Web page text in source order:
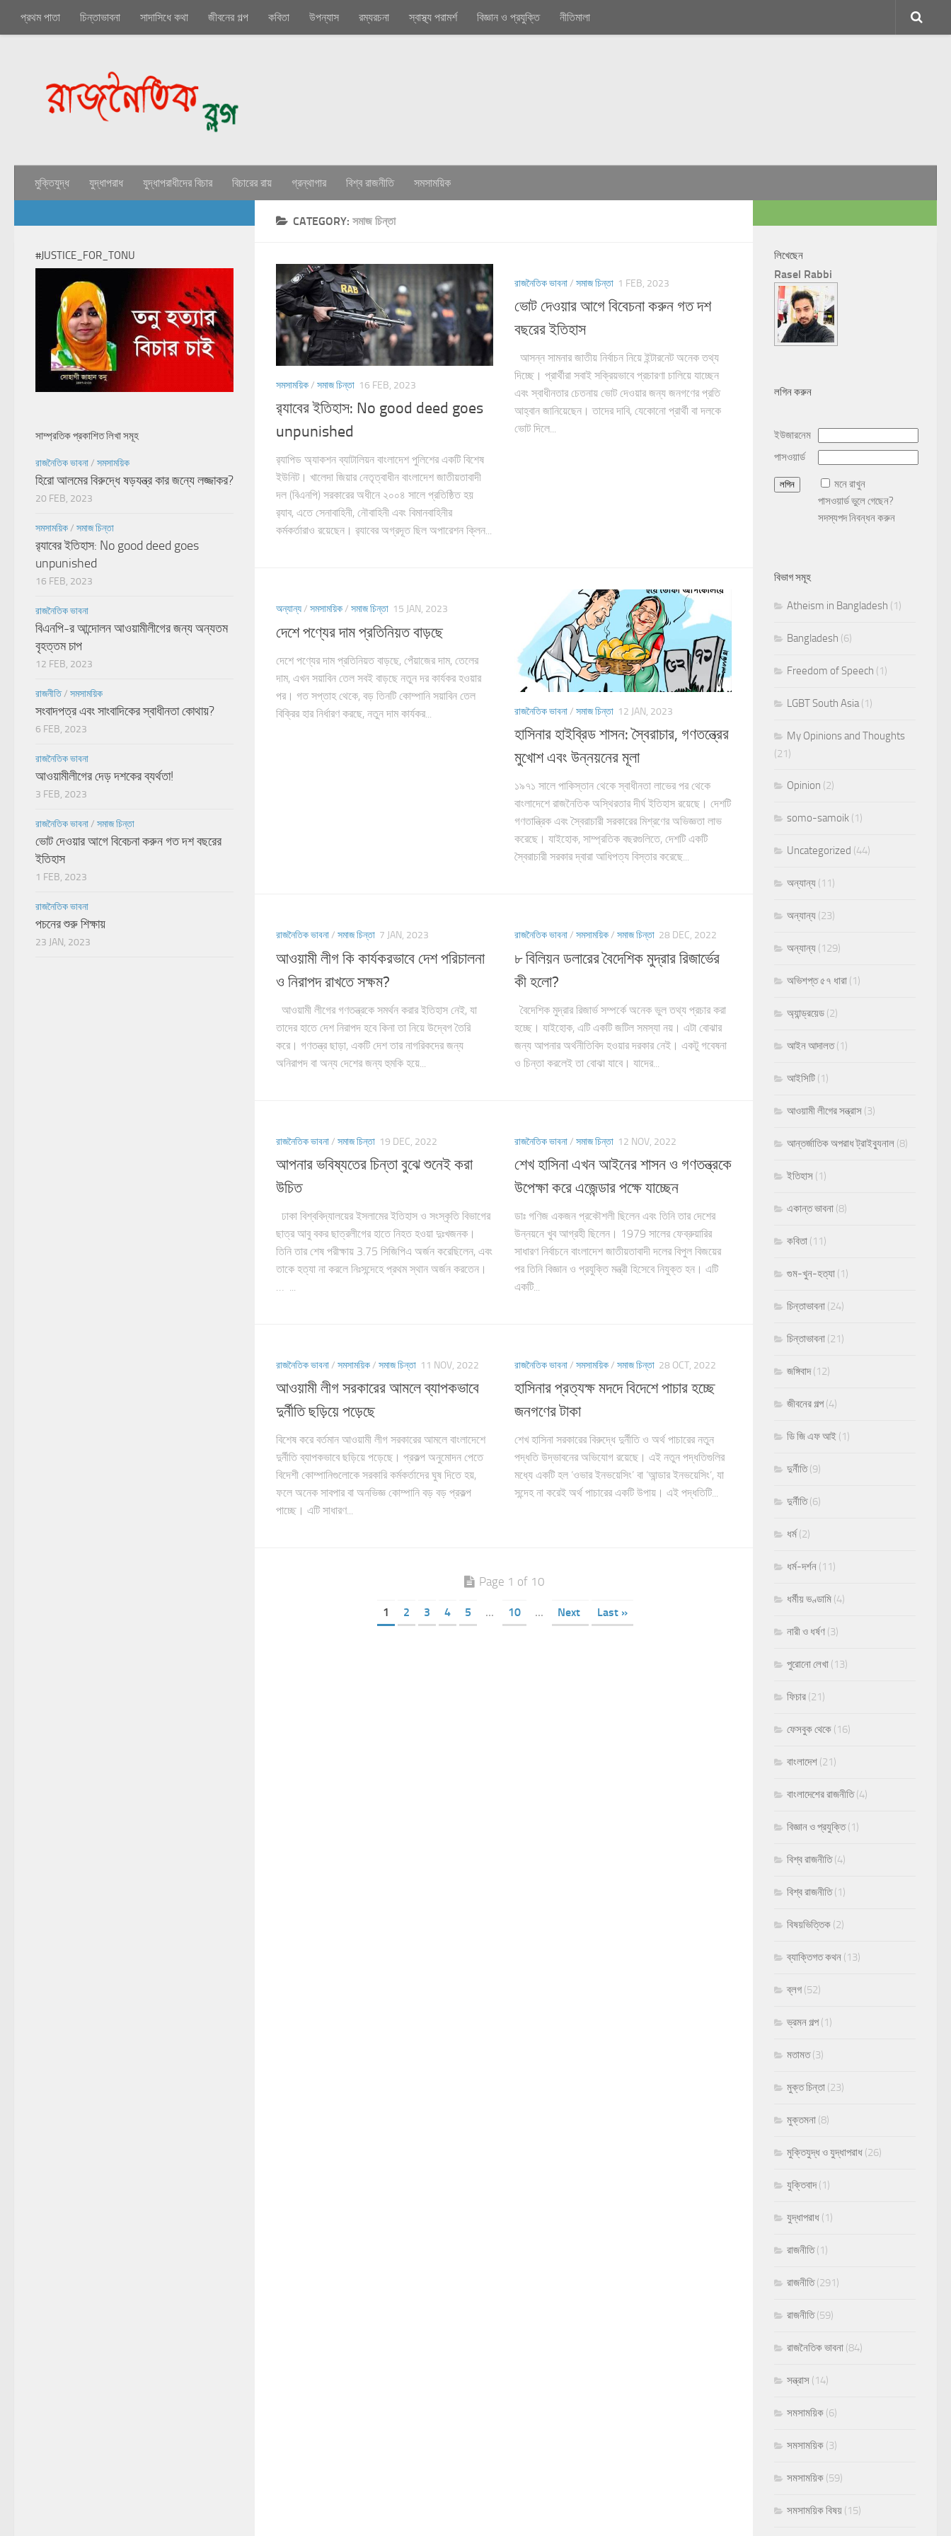
প্রথম পাতা চিন্তাভাবনা সাদাসিধে কথা জীবনের গল্প কবিতা উপন্যাস রম্যরচনা স্বাস্থ্য পরামর্শ বিজ্ঞান ও প্রযুক্তি নীতিমালা
মুক্তিযুদ্ধ যুদ্ধাপরাধ যুদ্ধাপরাধীদের বিচার বিচারের রায় গ্রন্থাগার বিশ্ব রাজনীতি সমসাময়িক
CATEGORY: সমাজ চিন্তা
সমসাময়িক/ সমাজ চিন্তা 16 FEB, 2023
র‍্যাবের ইতিহাস: No good deed goes
unpunished
র‌্যাপিড অ্যাকশন ব্যাটালিয়ন বাংলাদেশ পুলিশের একটি বিশেষ
ইউনিট। খালেদা জিয়ার নেতৃত্বাধীন বাংলাদেশ জাতীয়তাবাদী
দল (বিএনপি) সরকারের অধীনে ২০০৪ সালে প্রতিষ্ঠিত হয়
র‍্যাব, এতে সেনাবাহিনী, নৌবাহিনী এবং বিমানবাহিনীর
কর্মকর্তারাও রয়েছেন। র‌্যাবের অগ্রদূত ছিল অপারেশন ক্লিন...
রাজনৈতিক ভাবনা/ সমাজ চিন্তা 1 FEB, 2023
ভোট দেওয়ার আগে বিবেচনা করুন গত দশ
বছরের ইতিহাস
আসন্ন সামনার জাতীয় নির্বাচন নিয়ে ইন্টারনেট অনেক তথ্য
দিচ্ছে। প্রার্থীরা সবাই সক্রিয়ভাবে প্রচারণা চালিয়ে যাচ্ছেন
এবং স্বাধীনতার চেতনায় ভোট দেওয়ার জন্য জনগণের প্রতি
আহ্বান জানিয়েছেন। তাদের দাবি, যেকোনো প্রার্থী বা দলকে
ভোট দিলে...
অন্যান্য/ সমসাময়িক/ সমাজ চিন্তা 15 JAN, 2023
দেশে পণ্যের দাম প্রতিনিয়ত বাড়ছে
দেশে পণ্যের দাম প্রতিনিয়ত বাড়ছে, পেঁয়াজের দাম, তেলের
দাম, এখন সয়াবিন তেল সবই বাড়ছে নতুন দর কার্যকর হওয়ার
পর। গত সপ্তাহ থেকে, বড় তিনটি কোম্পানি সয়াবিন তেল
বিক্রির হার নির্ধারণ করছে, নতুন দাম কার্যকর...
রাজনৈতিক ভাবনা/ সমাজ চিন্তা 12 JAN, 2023
হাসিনার হাইব্রিড শাসন: স্বৈরাচার, গণতন্ত্রের
মুখোশ এবং উন্নয়নের মূলা
১৯৭১ সালে পাকিস্তান থেকে স্বাধীনতা লাভের পর থেকে
বাংলাদেশে রাজনৈতিক অস্থিরতার দীর্ঘ ইতিহাস রয়েছে। দেশটি
গণতান্ত্রিক এবং স্বৈরাচারী সরকারের মিশ্রণের অভিজ্ঞতা লাভ
করেছে। যাইহোক, সাম্প্রতিক বছরগুলিতে, দেশটি একটি
স্বৈরাচারী সরকার দ্বারা আধিপত্য বিস্তার করেছে...
রাজনৈতিক ভাবনা/ সমাজ চিন্তা 7 JAN, 2023
আওয়ামী লীগ কি কার্যকরভাবে দেশ পরিচালনা
ও নিরাপদ রাখতে সক্ষম?
আওয়ামী লীগের গণতন্ত্রকে সমর্থন করার ইতিহাস নেই, যা
তাদের হাতে দেশ নিরাপদ হবে কিনা তা নিয়ে উদ্বেগ তৈরি
করে। গণতন্ত্র ছাড়া, একটি দেশ তার নাগরিকদের জন্য
অনিরাপদ বা অন্য দেশের জন্য হুমকি হয়ে...
রাজনৈতিক ভাবনা/ সমসাময়িক/ সমাজ চিন্তা 28 DEC, 2022
৮ বিলিয়ন ডলারের বৈদেশিক মুদ্রার রিজার্ভের
কী হলো?
বৈদেশিক মুদ্রার রিজার্ভ সম্পর্কে অনেক ভুল তথ্য প্রচার করা
হচ্ছে। যাইহোক, এটি একটি জটিল সমস্যা নয়। এটা বোঝার
জন্য আপনার অর্থনীতিবিদ হওয়ার দরকার নেই। একটু গবেষনা
ও চিন্তা করলেই তা বোঝা যাবে। যাদের...
রাজনৈতিক ভাবনা/ সমাজ চিন্তা 19 DEC, 2022
আপনার ভবিষ্যতের চিন্তা বুঝে শুনেই করা
উচিত
ঢাকা বিশ্ববিদ্যালয়ের ইসলামের ইতিহাস ও সংস্কৃতি বিভাগের
ছাত্র আবু বকর ছাত্রলীগের হাতে নিহত হওয়া দুঃখজনক।
তিনি তার শেষ পরীক্ষায় 3.75 সিজিপিএ অর্জন করেছিলেন, এবং
তাকে হত্যা না করলে নিঃসন্দেহে প্রথম স্থান অর্জন করতেন।
রাজনৈতিক ভাবনা/ সমাজ চিন্তা 12 NOV, 2022
শেখ হাসিনা এখন আইনের শাসন ও গণতন্ত্রকে
উপেক্ষা করে এজেন্ডার পক্ষে যাচ্ছেন
ডাঃ গণিজ একজন প্রকৌশলী ছিলেন এবং তিনি তার দেশের
উন্নয়নে খুব আগ্রহী ছিলেন। 1979 সালের ফেব্রুয়ারির
সাধারণ নির্বাচনে বাংলাদেশ জাতীয়তাবাদী দলের বিপুল বিজয়ের
পর তিনি বিজ্ঞান ও প্রযুক্তি মন্ত্রী হিসেবে নিযুক্ত হন। এটি
একটি...
রাজনৈতিক ভাবনা/ সমসাময়িক/ সমাজ চিন্তা 11 NOV, 2022
আওয়ামী লীগ সরকারের আমলে ব্যাপকভাবে
দুর্নীতি ছড়িয়ে পড়েছে
বিশেষ করে বর্তমান আওয়ামী লীগ সরকারের আমলে বাংলাদেশে
দুর্নীতি ব্যাপকভাবে ছড়িয়ে পড়েছে। প্রকল্প অনুমোদন পেতে
বিদেশী কোম্পানিগুলোকে সরকারি কর্মকর্তাদের ঘুষ দিতে হয়,
ফলে অনেক সাবপার বা অনভিজ্ঞ কোম্পানি বড় বড় প্রকল্প
পাচ্ছে। এটি সাধারণ...
রাজনৈতিক ভাবনা/ সমসাময়িক/ সমাজ চিন্তা 28 OCT, 2022
হাসিনার প্রত্যক্ষ মদদে বিদেশে পাচার হচ্ছে
জনগণের টাকা
শেখ হাসিনা সরকারের বিরুদ্ধে দুর্নীতি ও অর্থ পাচারের নতুন
পদ্ধতি উদ্ভাবনের অভিযোগ রয়েছে। এই নতুন পদ্ধতিগুলির
মধ্যে একটি হল ‘ওভার ইনভয়েসিং’ বা ‘আন্ডার ইনভয়েসিং’, যা
সন্দেহ না করেই অর্থ পাচারের একটি উপায়। এই পদ্ধতিটি...
Page 1 of 10
1 2 3 4 5 ... 10 ... Next Last »
#JUSTICE_FOR_TONU
সাম্প্রতিক প্রকাশিত লিখা সমূহ
রাজনৈতিক ভাবনা/ সমসাময়িক
হিরো আলমের বিরুদ্ধে ষড়যন্ত্র কার জন্যে লজ্জাকর?
20 FEB, 2023
সমসাময়িক/ সমাজ চিন্তা
র‍্যাবের ইতিহাস: No good deed goes
unpunished
16 FEB, 2023
রাজনৈতিক ভাবনা
বিএনপি-র আন্দোলন আওয়ামীলীগের জন্য অন্যতম
বৃহত্তম চাপ
12 FEB, 2023
রাজনীতি/ সমসাময়িক
সংবাদপত্র এবং সাংবাদিকের স্বাধীনতা কোথায়?
6 FEB, 2023
রাজনৈতিক ভাবনা
আওয়ামীলীগের দেড় দশকের ব্যর্থতা!
3 FEB, 2023
রাজনৈতিক ভাবনা/ সমাজ চিন্তা
ভোট দেওয়ার আগে বিবেচনা করুন গত দশ বছরের
ইতিহাস
1 FEB, 2023
রাজনৈতিক ভাবনা
পচনের শুরু শিক্ষায়
23 JAN, 2023
লিখেছেন
Rasel Rabbi
লগিন করুন
ইউজারনেম
পাসওয়ার্ড
মনে রাখুন
পাসওয়ার্ড ভুলে গেছেন?
সদস্যপদ নিবন্ধন করুন
বিভাগ সমূহ
Atheism in Bangladesh (1)
Bangladesh (6)
Freedom of Speech (1)
LGBT South Asia(1)
My Opinions and Thoughts
(21)
Opinion (2)
somo-samoik (1)
Uncategorized (44)
অন্যান্য (11)
অন্যান্য (23)
অন্যান্য (129)
অভিশপ্ত ৫৭ ধারা (1)
অ্যান্ড্রয়েড (2)
আইন আদালত(1)
আইসিটি (1)
আওয়ামী লীগের সন্ত্রাস (3)
আন্তর্জাতিক অপরাধ ট্রাইব্যুনাল (8)
ইতিহাস (1)
একান্ত ভাবনা (8)
কবিতা (11)
গুম-খুন-হত্যা (1)
চিন্তাভাবনা (24)
চিন্তাভাবনা (21)
জঙ্গিবাদ(12)
জীবনের গল্প (4)
ডি জি এফ আই (1)
দুর্নীতি(9)
দুর্নীতি(6)
ধর্ম(2)
ধর্ম-দর্শন (11)
ধর্মীয় ভণ্ডামি (4)
নারী ও ধর্ষণ (3)
পুরোনো লেখা (13)
ফিচার (21)
ফেসবুক থেকে (16)
বাংলাদেশ (21)
বাংলাদেশের রাজনীতি(4)
বিজ্ঞান ও প্রযুক্তি(1)
বিশ্ব রাজনীতি(4)
বিশ্ব রাজনীতি(1)
বিষয়ভিত্তিক (2)
ব্যাক্তিগত কথন (13)
ব্লগ (52)
ভ্রমন গল্প (1)
মতামত(3)
মুক্ত চিন্তা (23)
মুক্তমনা (8)
মুক্তিযুদ্ধ ও যুদ্ধাপরাধ (26)
যুক্তিবাদ(1)
যুদ্ধাপরাধ (1)
রাজনীতি(1)
রাজনীতি(291)
রাজনীতি(59)
রাজনৈতিক ভাবনা (84)
সন্ত্রাস (14)
সমসাময়িক (6)
সমসাময়িক (3)
সমসাময়িক (59)
সমসাময়িক বিষয় (15)